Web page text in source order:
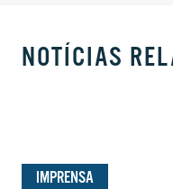
NOTÍCIAS
IMPRENSA